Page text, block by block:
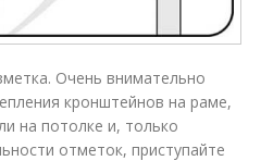
Очень внимательно
кронштейнов на раме,
на потолке и, только
отметок, приступайте